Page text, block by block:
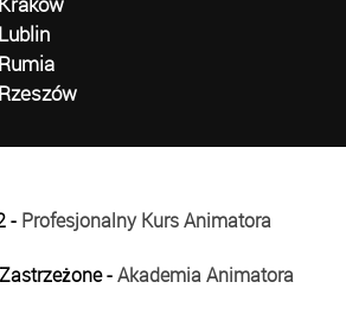
- Profesjonalny Kurs Animatora
-Akademia Animatora